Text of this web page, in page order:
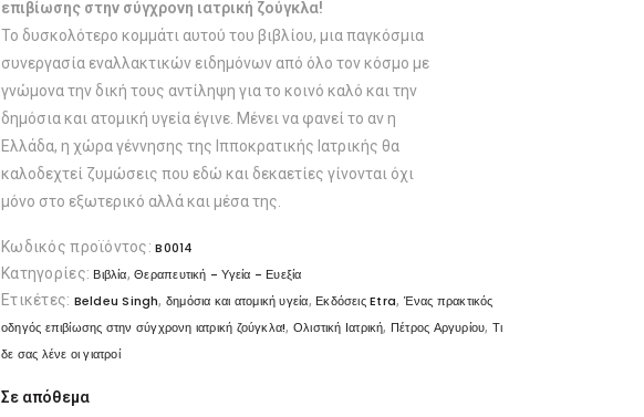
επιβίωσης στην σύγχρονη ιατρική ζούγκλα!
Το δυσκολότερο κομμάτι αυτού του βιβλίου, μια παγκόσμια
συνεργασία εναλλακτικών ειδημόνων από όλο τον κόσμο με
γνώμονα την δική τους αντίληψη για το κοινό καλό και την
δημόσια και ατομική υγεία έγινε. Μένει να φανεί το αν η
Ελλάδα, η χώρα γέννησης της Ιπποκρατικής Ιατρικής θα
καλοδεχτεί ζυμώσεις που εδώ και δεκαετίες γίνονται όχι
μόνο στο εξωτερικό αλλά και μέσα της.
Κωδικός προϊόντος:B0014
Κατηγορίες: Βιβλία,Θεραπευτική - Υγεία - Ευεξία
Ετικέτες: Beldeu Singh,δημόσια και ατομική υγεία, Εκδόσεις Etra, Ένας πρακτικός
οδηγός επιβίωσης στην σύγχρονη ιατρική ζούγκλα!, Ολιστική Ιατρική, Πέτρος Αργυρίου, Τι
δε σας λένε οι γιατροί
Σε απόθεμα